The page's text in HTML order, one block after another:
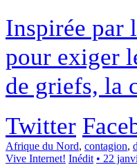
Inspirée par
pour exiger
de griefs, la
Twitter
Afrique du Nord, contagion,
Vive Internet! Inédit • 22